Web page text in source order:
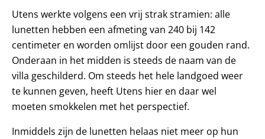
Utens werkte volgens een vrij strak stramien: alle
lunetten hebben een afmeting van 240 bij 142
centimeter en worden omlijst door een gouden rand.
Onderaan in het midden is steeds de naam van de
villa geschilderd. Om steeds het hele landgoed weer
te kunnen geven, heeft Utens hier en daar wel
moeten smokkelen met het perspectief.
Inmiddels zijn de lunetten helaas niet meer op hun